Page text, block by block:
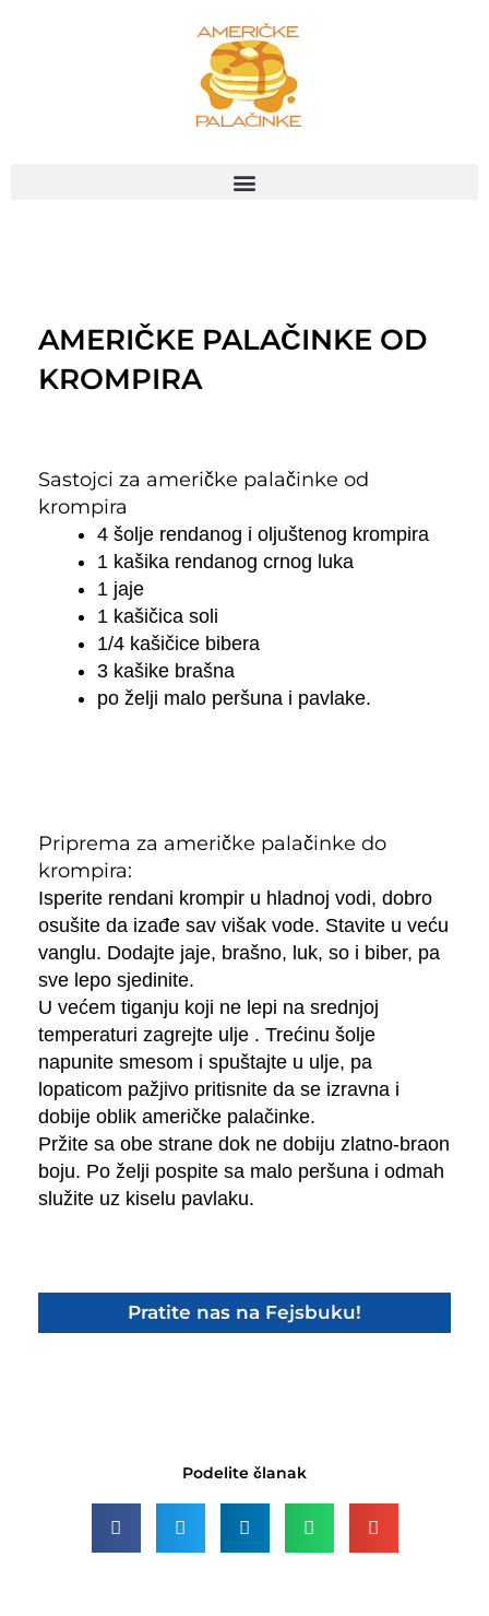
AMERIČKE PALAČINKE OD
KROMPIRA
Sastojci za američke palačinke od
krompira
4 šolje rendanog i oljuštenog krompira
1 kašika rendanog crnog luka
1 jaje
1 kašičica soli
1/4 kašičice bibera
3 kašike brašna
po želji malo peršuna i pavlake.
Priprema za američke palačinke do
krompira:
Isperite rendani krompir u hladnoj vodi, dobro
osušite da izađe sav višak vode. Stavite u veću
vanglu. Dodajte jaje, brašno, luk, so i biber, pa
sve lepo sjedinite.
U većem tiganju koji ne lepi na srednjoj
temperaturi zagrejte ulje . Trećinu šolje
napunite smesom i spuštajte u ulje, pa
lopaticom pažjivo pritisnite da se izravna i
dobije oblik američke palačinke.
Pržite sa obe strane dok ne dobiju zlatno-braon
boju. Po želji pospite sa malo peršuna i odmah
služite uz kiselu pavlaku.
Pratite nas na Fejsbuku!
Podelite članak